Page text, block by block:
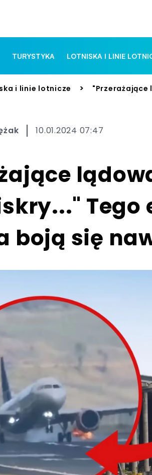
TURYSTYKA LOTNISKA I LINIE
i linie lotnicze > "Przerażające
10.01.2024 07:47
boją się